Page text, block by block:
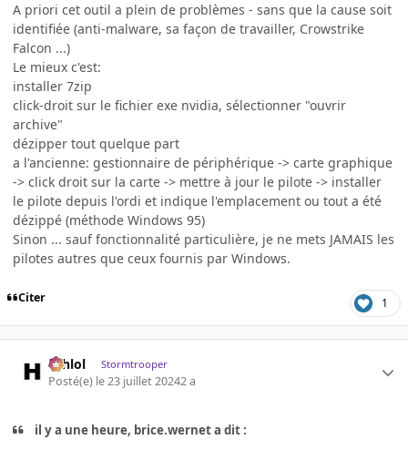
A priori cet outil a plein de problèmes - sans que la cause soit
identifiée (anti-malware, sa façon de travailler, Crowstrike
Falcon ...)
Le mieux c'est:
installer 7zip
click-droit sur le fichier exe nvidia, sélectionner "ouvrir
archive"
dézipper tout quelque part
a l'ancienne: gestionnaire de périphérique -> carte graphique
-> click droit sur la carte -> mettre à jour le pilote -> installer
le pilote depuis l'ordi et indique l'emplacement ou tout a été
dézippé (méthode Windows 95)
Sinon ... sauf fonctionnalité particulière, je ne mets JAMAIS les
pilotes autres que ceux fournis par Windows.
Citer 1
ashlol Stormtrooper
Posté(e) le 23 juillet 20242 a
il y a une heure, brice.wernet a dit :